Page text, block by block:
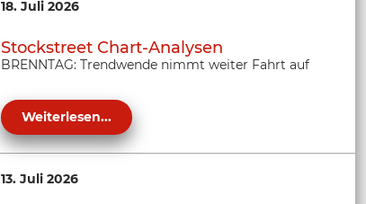
18. Juli 2026
Stockstreet Chart-Analysen
BRENNTAG: Trendwende nimmt weiter Fahrt auf
Weiterlesen...
13. Juli 2026